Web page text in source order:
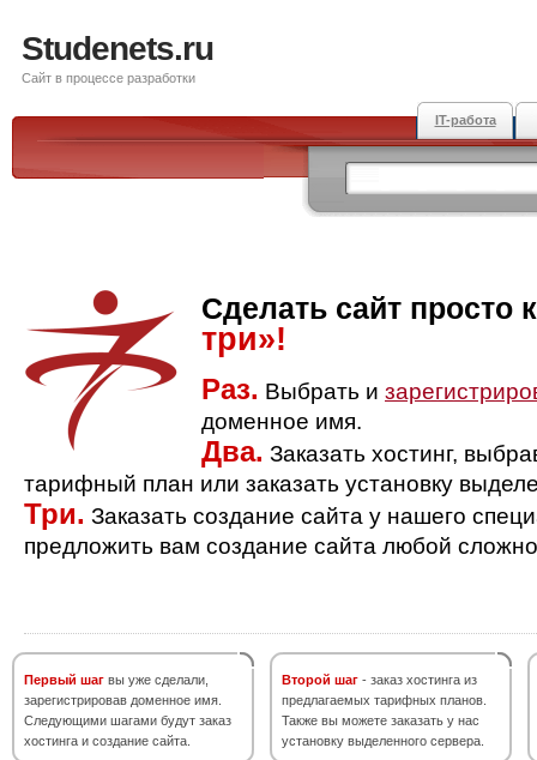
Studenets.ru
Сайт в процессе разработки
IT-работа
Сделать сайт просто
три»!
Раз. Выбрать и
доменное имя.
Два. Заказать хостинг,
тарифный план или заказать установку
Три. Заказать создание сайта у нашего
предложить вам создание сайта любой
Первый шаг вы уже сделали,
зарегистрировав доменное имя.
Следующими шагами будут заказ
хостинга и создание сайта.
Второй шаг - заказ хостинга из
предлагаемых тарифных планов.
Также вы можете заказать у нас
установку выделенного сервера.